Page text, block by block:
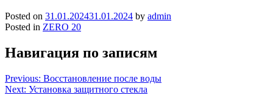
Posted on 31.01.202431.01.2024 by admin
Posted in ZERO 20
Навигация по записям
Previous: Восстановление после воды
Next: Установка защитного стекла